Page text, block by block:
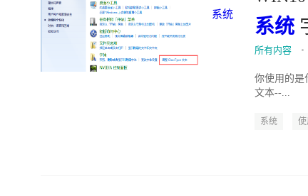
系统 系统
所有内容 •
你使用的是
文本--...
系统 使